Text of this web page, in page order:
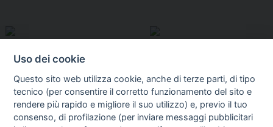
Uso dei cookie
Questo sito web utilizza cookie, anche di terze parti, di tipo
tecnico (per consentire il corretto funzionamento del sito e
rendere più rapido e migliore il suo utilizzo) e, previo il tuo
consenso, di profilazione (per inviare messaggi pubblicitari